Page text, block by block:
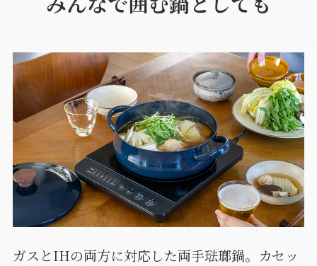
ガスとIHの両方に対応した両手琺瑯鍋。カセッ